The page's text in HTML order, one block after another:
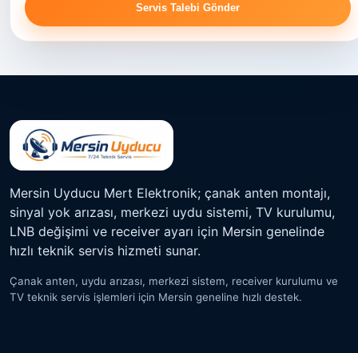
Servis Talebi Gönder
Mersin Uyducu Mert Elektronik; çanak anten montajı,
sinyal yok arızası, merkezi uydu sistemi, TV kurulumu,
LNB değişimi ve receiver ayarı için Mersin genelinde
hızlı teknik servis hizmeti sunar.
Çanak anten, uydu arızası, merkezi sistem, receiver kurulumu ve
TV teknik servis işlemleri için Mersin geneline hızlı destek.